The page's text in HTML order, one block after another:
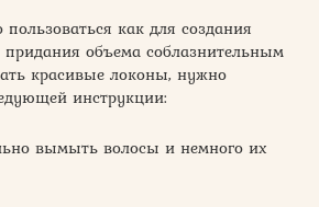
как для создания
придания объема соблазнительным
красивые локоны, нужно
инструкции:
вымыть волосы и немного их